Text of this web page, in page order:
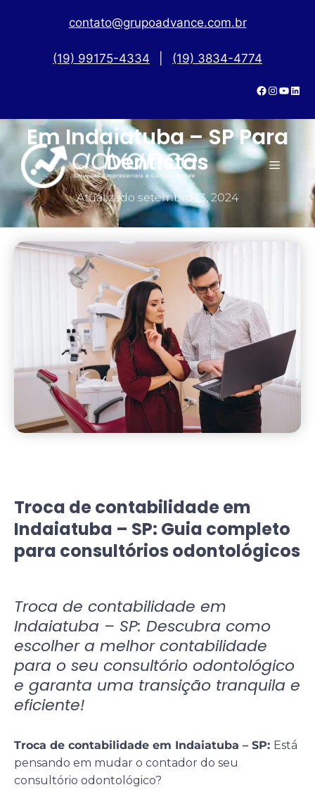
contato@grupoadvance.com.br
(19) 99175-4334 (19) 3834-4774
Troca De Contabilidade
Em Indaiatuba – SP Para
Dentistas
Atualizado setembro 13, 2024
Troca de contabilidade em
Indaiatuba – SP: Guia completo
para consultórios odontológicos
Troca de contabilidade em
Indaiatuba – SP: Descubra como
escolher a melhor contabilidade
para o seu consultório odontológico
e garanta uma transição tranquila e
eficiente!
Troca de contabilidade em Indaiatuba – SP: Está
pensando em mudar o contador do seu
consultório odontológico?